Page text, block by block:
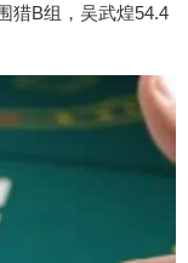
猎B组，吴武煌54.4